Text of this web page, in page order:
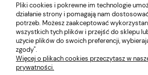
Informacje
Płatności i dostawa
Pliki cookies i pokrewne im technologie
działanie strony i pomagają nam
potrzeb. Możesz zaakceptować
wszystkich tych plików i przejść do sklepu
użycie plików do swoich preferencji,
zgody".
Więcej o plikach cookies przeczytasz w
prywatności.